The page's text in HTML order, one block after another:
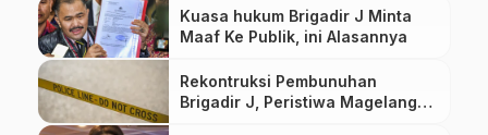
Kuasa hukum Brigadir J Minta
Maaf Ke Publik, ini Alasannya
Rekontruksi Pembunuhan
Brigadir J, Peristiwa Magelang